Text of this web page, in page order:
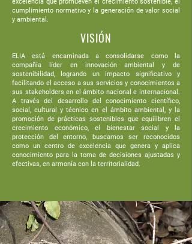
cumplimiento normativo y la generación de valor social
y ambiental.
VISIÓN
ELIA está encaminada a consolidarse como la
compañía líder en innovación ambiental y de
sostenibilidad, logrando un impacto significativo y
facilitando el acceso a sus servicios y conocimientos a
sus stakeholders en el ámbito nacional e internacional.
A través del desarrollo del conocimiento científico,
social, cultural y técnico en el ámbito ambiental, y la
promoción de prácticas sostenibles que equilibren el
crecimiento económico, el bienestar social y la
protección del entorno, buscamos ser reconocidos
como un centro de excelencia que genera y aplica
conocimiento para la toma de decisiones ajustadas y
efectivas, en armonía con la territorialidad.